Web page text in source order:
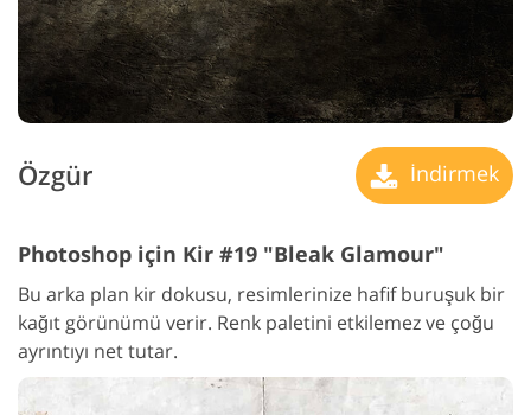
Özgür İndirmek
Photoshop için Kir #19 "Bleak Glamour"
Bu arka plan kir dokusu, resimlerinize hafif buruşuk bir
kağıt görünümü verir. Renk paletini etkilemez ve çoğu
ayrıntıyı net tutar.